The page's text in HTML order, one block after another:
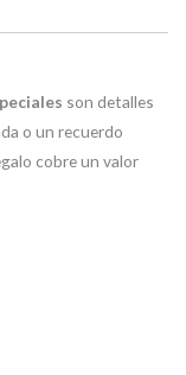
son detalles
o un recuerdo
cobre un valor